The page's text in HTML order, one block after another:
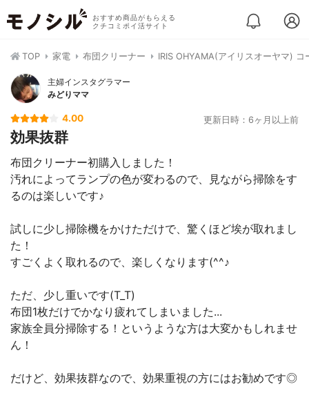
おすすめ商品がもらえる
クチコミポイ活サイト
TOP 家電 布団クリーナー IRIS OHYAMA(アイリスオーヤマ)
主婦インスタグラマー
みどりママ
4.00 更新日時：6ヶ月以上前
効果抜群
布団クリーナー初購入しました！
汚れによってランプの色が変わるので、見ながら掃除をす
るのは楽しいです♪
試しに少し掃除機をかけただけで、驚くほど埃が取れまし
た！
すごくよく取れるので、楽しくなります(^^♪
ただ、少し重いです(T_T)
布団1枚だけでかなり疲れてしまいました...
家族全員分掃除する！というような方は大変かもしれませ
ん！
だけど、効果抜群なので、効果重視の方にはお勧めです◎